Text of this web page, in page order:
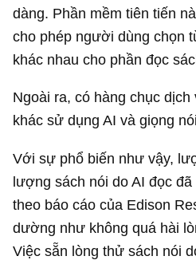
dàng. Phần mềm tiên tiến
cho phép người dùng chọn
khác nhau cho phần đọc
Ngoài ra, có hàng chục
khác sử dụng AI và giọng
Với sự phổ biến như vậy,
lượng sách nói do AI đọc
theo báo cáo của Edison
dường như không quá hài
Việc sẵn lòng thử sách nói